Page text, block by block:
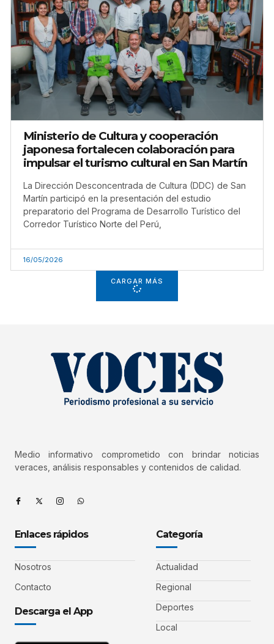
Ministerio de Cultura y cooperación
japonesa fortalecen colaboración para
impulsar el turismo cultural en San Martín
La Dirección Desconcentrada de Cultura (DDC) de San
Martín participó en la presentación del estudio
preparatorio del Programa de Desarrollo Turístico del
Corredor Turístico Norte del Perú,
16/05/2026
CARGAR MÁS
Medio informativo comprometido con brindar noticias
veraces, análisis responsables y contenidos de calidad.
Enlaces rápidos
Nosotros
Contacto
Descarga el App
Categoría
Actualidad
Regional
Deportes
Local